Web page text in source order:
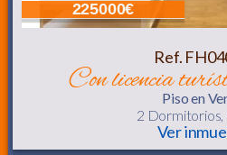
225000€
Ref.
con licencia
Pisoen
2 Dormitorios,
Ver